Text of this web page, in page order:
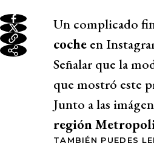
Un complicado
coche en
Señalar que la
que mostró este
Junto a las
región
TAMBIÉN PUEDES